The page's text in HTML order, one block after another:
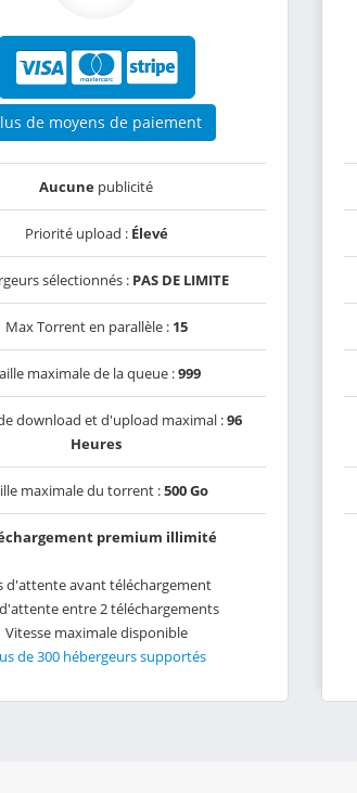
de moyens de paiement
Aucune publicité
Priorité upload : Élevé
sélectionnés : PAS DE LIMITE
Max Torrent en parallèle : 15
maximale de la queue :999
download et d'upload maximal :96
Heures
maximale du torrent :500 Go
premium illimité
d'attente avant téléchargement
entre 2 téléchargements
Vitesse maximale disponible
de 300 hébergeurs supportés